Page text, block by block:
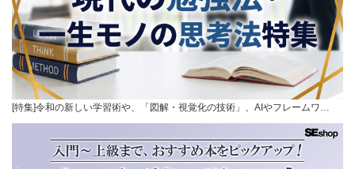
[特集]令和の新しい学習術や、「図解・視覚化の技術」、AIやフレームワ…